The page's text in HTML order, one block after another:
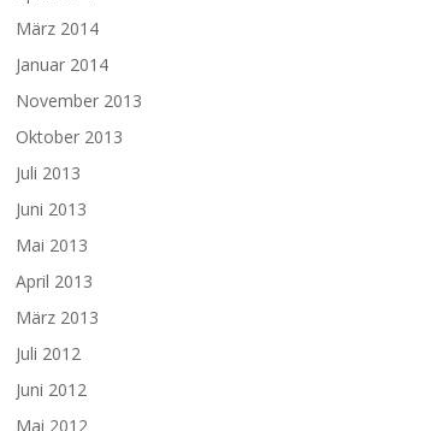
März 2014
Januar 2014
November 2013
Oktober 2013
Juli 2013
Juni 2013
Mai 2013
April 2013
März 2013
Juli 2012
Juni 2012
Mai 2012